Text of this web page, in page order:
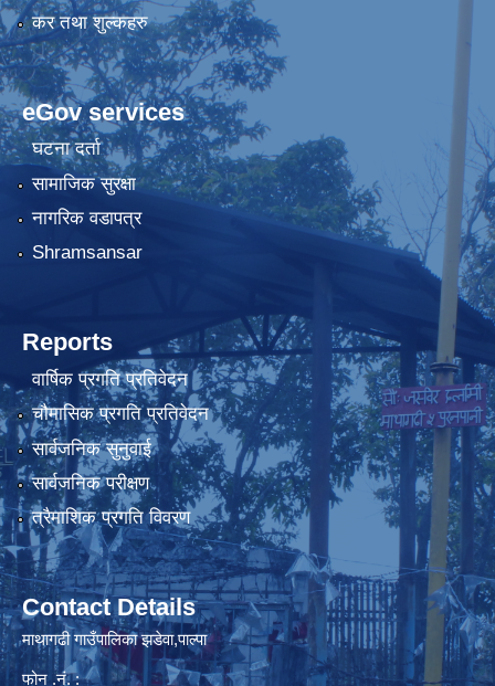
कर तथा शुल्कहरु
eGov services
घटना दर्ता
सामाजिक सुरक्षा
नागरिक वडापत्र
Shramsansar
Reports
वार्षिक प्रगति प्रतिवेदन
चौमासिक प्रगति प्रतिवेदन
सार्वजनिक सुनुवाई
सार्वजनिक परीक्षण
त्रैमाशिक प्रगति विवरण
Contact Details
माथागढी गाउँपालिका झडेवा,पाल्पा
फोन .नं. :